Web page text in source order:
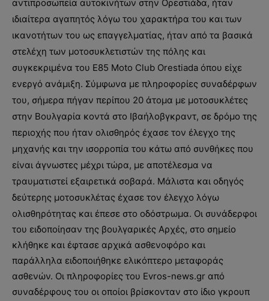
αντιπροσωπεία αυτοκινήτων στην Ορεστιάδα, ήταν
ιδιαίτερα αγαπητός λόγω του χαρακτήρα του και των
ικανοτήτων του ως επαγγελματίας, ήταν από τα βασικά
στελέχη των μοτοσυκλετιστών της πόλης και
συγκεκριμένα του E85 Moto Club Orestiada όπου είχε
ενεργό ανάμιξη. Σύμφωνα με πληροφορίες συναδέρφων
του, σήμερα πήγαν περίπου 20 άτομα με μοτοσυκλέτες
στην Βουλγαρία κοντά στο Ιβαήλοβγκραντ, σε δρόμο της
περιοχής που ήταν ολισθηρός έχασε τον έλεγχο της
μηχανής και την ισορροπία του κάτω από συνθήκες που
είναι άγνωστες μέχρι τώρα, με αποτέλεσμα να
τραυματιστεί εξαιρετικά σοβαρά. Μάλιστα και οδηγός
δεύτερης μοτοσυκλέτας έχασε τον έλεγχο λόγω
ολισθηρότητας και έπεσε στο οδόστρωμα. Οι συνάδερφοι
του ειδοποίησαν της βουλγαρικές Αρχές, στο σημείο
κλήθηκε και έφτασε αρχικά ασθενοφόρο και
παράλληλα ειδοποιήθηκε ελικόπτερο μεταφοράς
ασθενών. Οι πληροφορίες του Evros-news.gr από
συναδέρφους του οι οποίοι βρίσκονταν στο ίδιο γκρουπ